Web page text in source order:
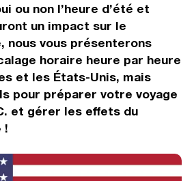
ou non l’heure d’été et
un impact sur le
nous vous présenterons
horaire heure par heure
et les États-Unis, mais
pour préparer votre voyage
et gérer les effets du
!